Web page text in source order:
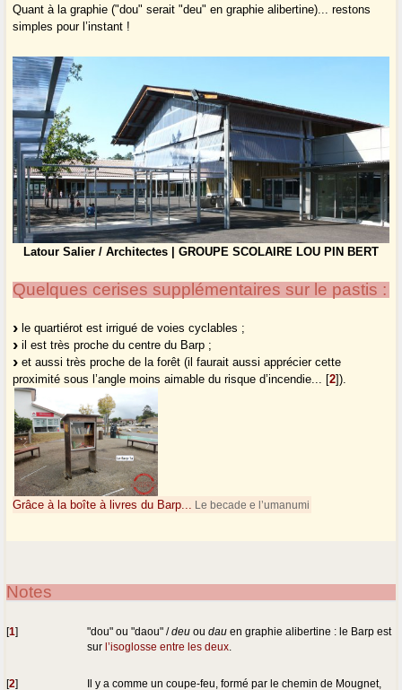
Quant à la graphie ("dou" serait "deu" en graphie alibertine)... restons
simples pour l’instant !
Latour Salier / Architectes | GROUPE SCOLAIRE LOU PIN BERT
Quelques cerises supplémentaires sur le pastis :
le quartiérot est irrigué de voies cyclables ;
il est très proche du centre du Barp ;
et aussi très proche de la forêt (il faurait aussi apprécier cette
proximité sous l’angle moins aimable du risque d’incendie... [2]).
Grâce à la boîte à livres du Barp... Le becade e l’umanumi
Notes
[1] "dou" ou "daou" /deu oudau en graphie alibertine : le Barp est
surl’isoglosse entre les deux
[2]
Il y a comme un coupe-feu, formé par le chemin de Mougnet,